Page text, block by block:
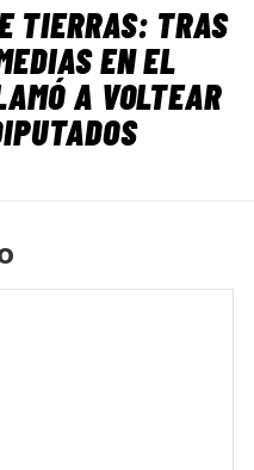
TIERRAS: TRAS
EN EL
A VOLTEAR